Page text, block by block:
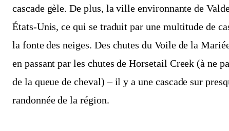
cascade gèle. De plus, la ville environnante de
États-Unis, ce qui se traduit par une multitude de
la fonte des neiges. Des chutes du Voile de la
en passant par les chutes de Horsetail Creek (à ne
de la queue de cheval) – il y a une cascade sur
randonnée de la région.